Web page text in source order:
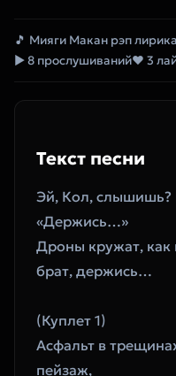
🎵 Мияги Макан рэп лирика
▶ 8 прослушиваний❤ 3
Текст песни
Эй, Кол, слышишь?
«Держись…»
Дроны кружат, как
брат, держись…
(Куплет 1)
Асфальт в
пейзаж,